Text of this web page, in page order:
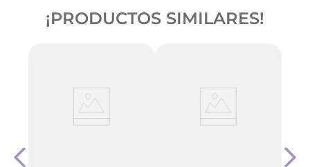
¡PRODUCTOS SIMILARES!